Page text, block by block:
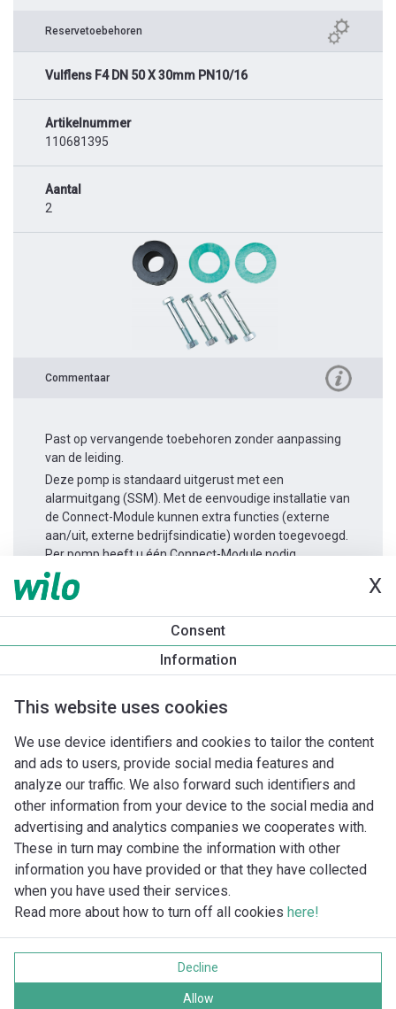
X
Consent
Information
This website uses cookies
We use device identifiers and cookies to tailor the content
and ads to users, provide social media features and
analyze our traffic. We also forward such identifiers and
other information from your device to the social media and
advertising and analytics companies we cooperates with.
These in turn may combine the information with other
information you have provided or that they have collected
when you have used their services.
Read more about how to turn off all cookies here!
Decline
Allow
Reservetoebehoren
Vulflens F4 DN 50 X 30mm PN10/16
Artikelnummer
110681395
Aantal
2
Commentaar
Past op vervangende toebehoren zonder aanpassing
van de leiding.
Deze pomp is standaard uitgerust met een
alarmuitgang (SSM). Met de eenvoudige installatie van
de Connect-Module kunnen extra functies (externe
aan/uit, externe bedrijfsindicatie) worden toegevoegd.
Per pomp heeft u één Connect-Module nodig.
Productinformatie
Imprint
Gegevensbescherming
Alle rechten voorbehouden